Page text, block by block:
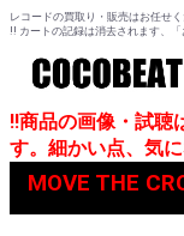
レコードの買取り・販売はお任せ
!! カートの記録は消去されます、
!!商品の画像・試聴
す。細かい点、気
MOVE THE